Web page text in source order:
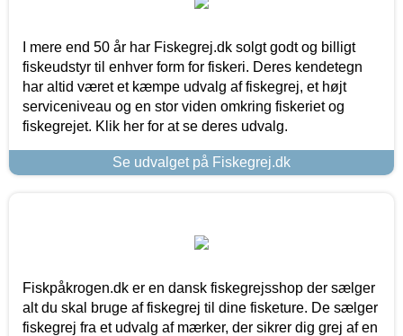
I mere end 50 år har Fiskegrej.dk solgt godt og billigt
fiskeudstyr til enhver form for fiskeri. Deres kendetegn
har altid været et kæmpe udvalg af fiskegrej, et højt
serviceniveau og en stor viden omkring fiskeriet og
fiskegrejet. Klik her for at se deres udvalg.
Se udvalget på Fiskegrej.dk
Fiskpåkrogen.dk er en dansk fiskegrejsshop der sælger
alt du skal bruge af fiskegrej til dine fisketure. De sælger
fiskegrej fra et udvalg af mærker, der sikrer dig grej af en